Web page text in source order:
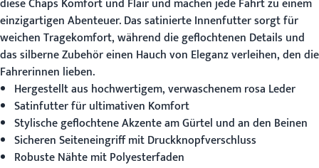
diese Chaps Komfort und Flair und machen jede Fahrt zu einem
einzigartigen Abenteuer. Das satinierte Innenfutter sorgt für
weichen Tragekomfort, während die geflochtenen Details und
das silberne Zubehör einen Hauch von Eleganz verleihen, den die
Fahrerinnen lieben.
Hergestellt aus hochwertigem, verwaschenem rosa Leder
Satinfutter für ultimativen Komfort
Stylische geflochtene Akzente am Gürtel und an den Beinen
Sicheren Seiteneingriff mit Druckknopfverschluss
Robuste Nähte mit Polyesterfaden